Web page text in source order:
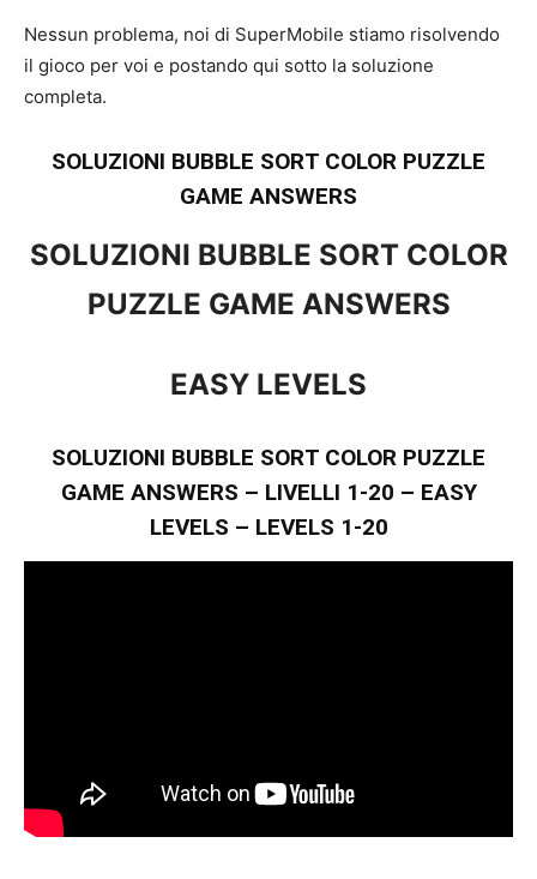
Nessun problema, noi di SuperMobile stiamo risolvendo
il gioco per voi e postando qui sotto la soluzione
completa.
SOLUZIONI BUBBLE SORT COLOR PUZZLE
GAME ANSWERS
SOLUZIONI BUBBLE SORT COLOR
PUZZLE GAME ANSWERS
EASY LEVELS
SOLUZIONI BUBBLE SORT COLOR PUZZLE
GAME ANSWERS – LIVELLI 1-20 – EASY
LEVELS – LEVELS 1-20